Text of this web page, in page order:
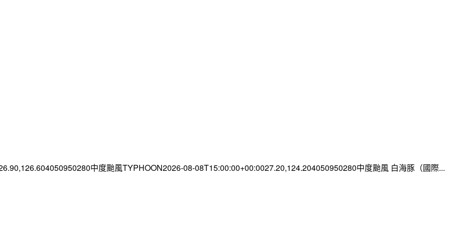
中度颱風TYPHOON2026-08-08T15:00:00+00:0027.20,124.204050950280中度颱風 白海豚（國際...